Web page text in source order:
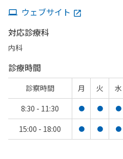
ウェブサイト
対応診療科
内科
診療時間
診察時間 月 火 水
8:30 - 11:30
● ● ●
15:00 - 18:00 ● ● ●